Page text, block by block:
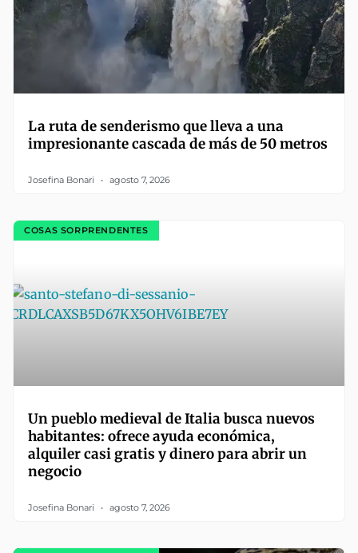
La ruta de senderismo que lleva a una
impresionante cascada de más de 50 metros
Josefina Bonari agosto 7, 2026
COSAS SORPRENDENTES
Un pueblo medieval de Italia busca nuevos
habitantes: ofrece ayuda económica,
alquiler casi gratis y dinero para abrir un
negocio
Josefina Bonari agosto 7, 2026